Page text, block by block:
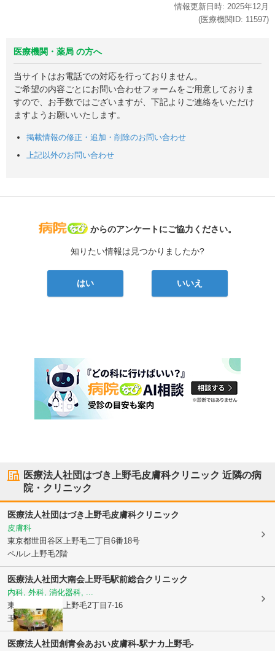
情報更新日時: 2025年12月
(医療機関ID: 11597)
医療機関・薬局 の方へ
当サイトはお電話での対応を行っておりません。
ご希望の内容ごとにお問い合わせフォームをご用意しておりま
すので、お手数ではございますが、下記よりご連絡をいただけ
ますようお願いいたします。
掲載情報の修正・追加・削除のお問い合わせ
上記以外のお問い合わせ
病院なび
からのアンケートにご協力ください。
知りたい情報は見つかりましたか?
はい いいえ
医療法人社団はづき上野毛皮膚科クリニック 近隣の病
院・クリニック
医療法人社団はづき上野毛皮膚科クリニック
皮膚科
東京都世田谷区 上野毛二丁目6番18号
ペルレ上野毛2階
医療法人社団大南会 上野毛駅前総合クリニック
内科, 外科, 消化器科, ...
東京都世田谷区
上野毛2丁目7-16
玉屋ビル3F
医療法人社団創青会あおい皮膚科-駅ナカ上野毛-